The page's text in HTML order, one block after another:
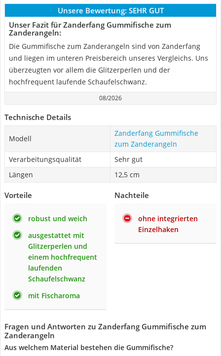
Unsere Bewertung: SEHR GUT
Unser Fazit für Zanderfang Gummifische zum
Zanderangeln:
Die Gummifische zum Zanderangeln sind von Zanderfang
und liegen im unteren Preisbereich unseres Vergleichs. Uns
überzeugten vor allem die Glitzerperlen und der
hochfrequent laufende Schaufelschwanz.
08/2026
Technische Details
Modell
Zanderfang Gummifische
zum Zanderangeln
Verarbeitungsqualität
Sehr gut
Längen
12,5 cm
Vorteile
robust und weich
ausgestattet mit
Glitzerperlen und
einem hochfrequent
laufenden
Schaufelschwanz
mit Fischaroma
Nachteile
ohne integrierten
Einzelhaken
Fragen und Antworten zu Zanderfang Gummifische zum
Zanderangeln
Aus welchem Material bestehen die Gummifische?